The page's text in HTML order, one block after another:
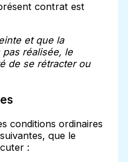
contrat est
et que la
pas réalisée, le
de se rétracter ou
conditions ordinaires
que le
: